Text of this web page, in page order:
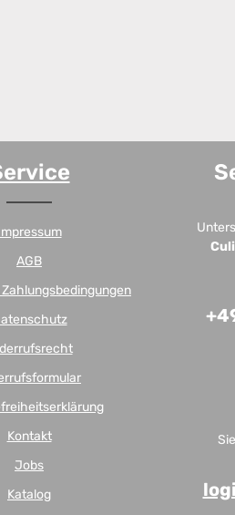
AGB
Kontakt
Jobs
Katalog